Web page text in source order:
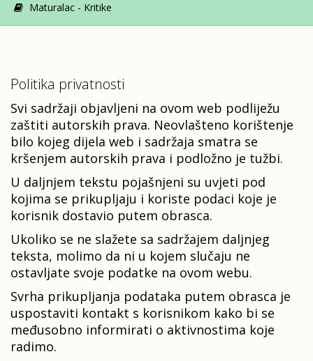
Maturalac - Kritike
Politika privatnosti
Svi sadržaji objavljeni na ovom web podliježu
zaštiti autorskih prava. Neovlašteno korištenje
bilo kojeg dijela web i sadržaja smatra se
kršenjem autorskih prava i podložno je tužbi.
U daljnjem tekstu pojašnjeni su uvjeti pod
kojima se prikupljaju i koriste podaci koje je
korisnik dostavio putem obrasca.
Ukoliko se ne slažete sa sadržajem daljnjeg
teksta, molimo da ni u kojem slučaju ne
ostavljate svoje podatke na ovom webu.
Svrha prikupljanja podataka putem obrasca je
uspostaviti kontakt s korisnikom kako bi se
međusobno informirati o aktivnostima koje
radimo.